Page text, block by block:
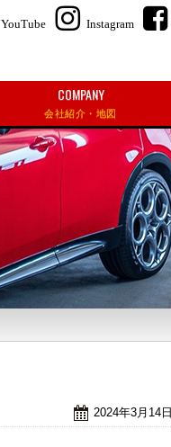
YouTube Instagram
COMPANY
会社紹介・地図
2024年3月14日